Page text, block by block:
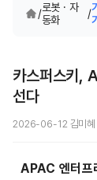
/로봇 · 자
동화
/기
카스퍼스키,
선다
2026-06-12 김미
APAC 엔터